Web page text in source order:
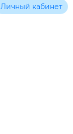
Личный кабинет